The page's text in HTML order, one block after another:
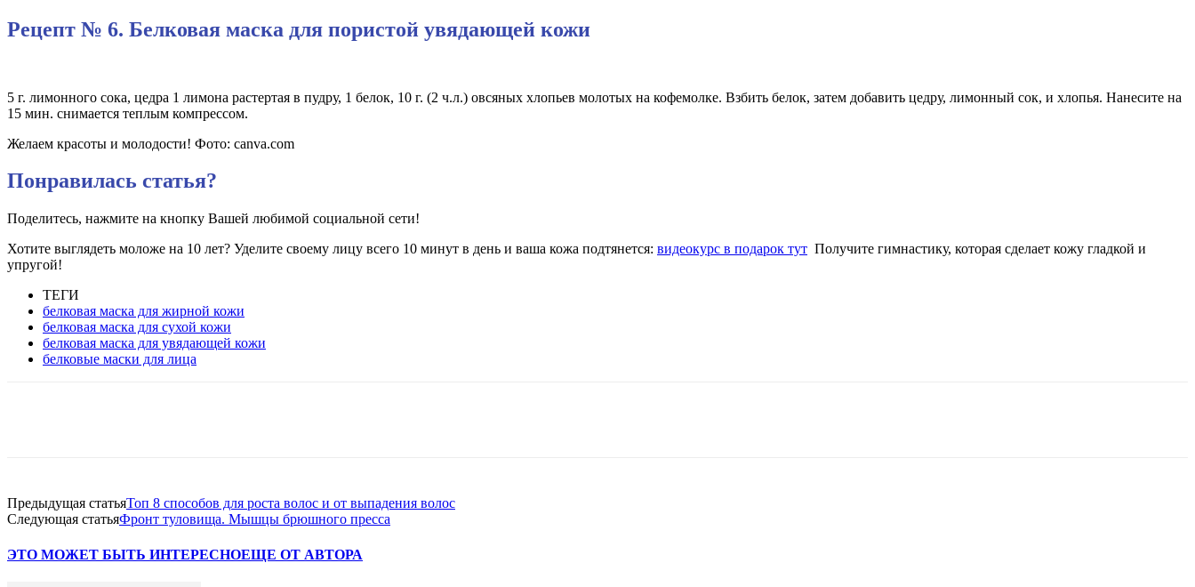
Рецепт № 6. Белковая маска для пористой увядающей кожи
5 г. лимонного сока, цедра 1 лимона растертая в пудру, 1 белок, 10 г. (2 ч.л.) овсяных хлопьев молотых на кофемолке. Взбить белок, затем добавить цедру, лимонный сок, и хлопья. Нанесите на
15 мин. снимается теплым компрессом.
Желаем красоты и молодости! Фото: canva.com
Понравилась статья?
Поделитесь, нажмите на кнопку Вашей любимой социальной сети!
Хотите выглядеть моложе на 10 лет? Уделите своему лицу всего 10 минут в день и ваша кожа подтянется: видеокурс в подарок тут Получите гимнастику, которая сделает кожу гладкой и
упругой!
ТЕГИ
белковая маска для жирной кожи
белковая маска для сухой кожи
белковая маска для увядающей кожи
белковые маски для лица
Предыдущая статьяТоп 8 способов для роста волос и от выпадения волос
Следующая статьяФронт туловища. Мышцы брюшного пресса
ЭТО МОЖЕТ БЫТЬ ИНТЕРЕСНОЕЩЕ ОТ АВТОРА